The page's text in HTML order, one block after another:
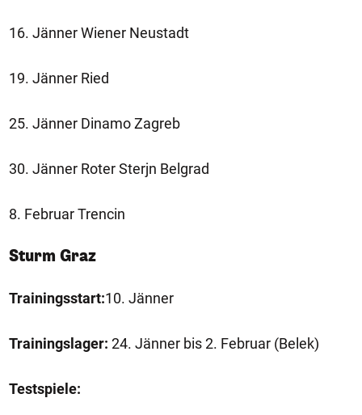
16. Jänner Wiener Neustadt
19. Jänner Ried
25. Jänner Dinamo Zagreb
30. Jänner Roter Sterjn Belgrad
8. Februar Trencin
Sturm Graz
Trainingsstart:10. Jänner
Trainingslager: 24. Jänner bis 2. Februar (Belek)
Testspiele: